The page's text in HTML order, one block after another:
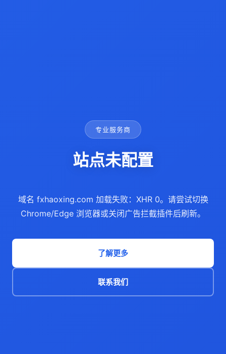
专业服务商
站点未配置
域名 fxhaoxing.com 加载失败：XHR 0。请尝试切换
Chrome/Edge 浏览器或关闭广告拦截插件后刷新。
了解更多
联系我们